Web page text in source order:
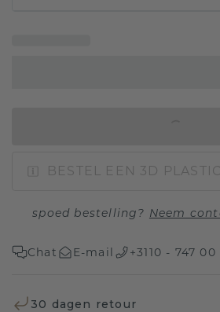
BESTEL EEN 3D
spoed bestelling? Neem
Chat E-mail +3110 - 747 00
30 dagen retour